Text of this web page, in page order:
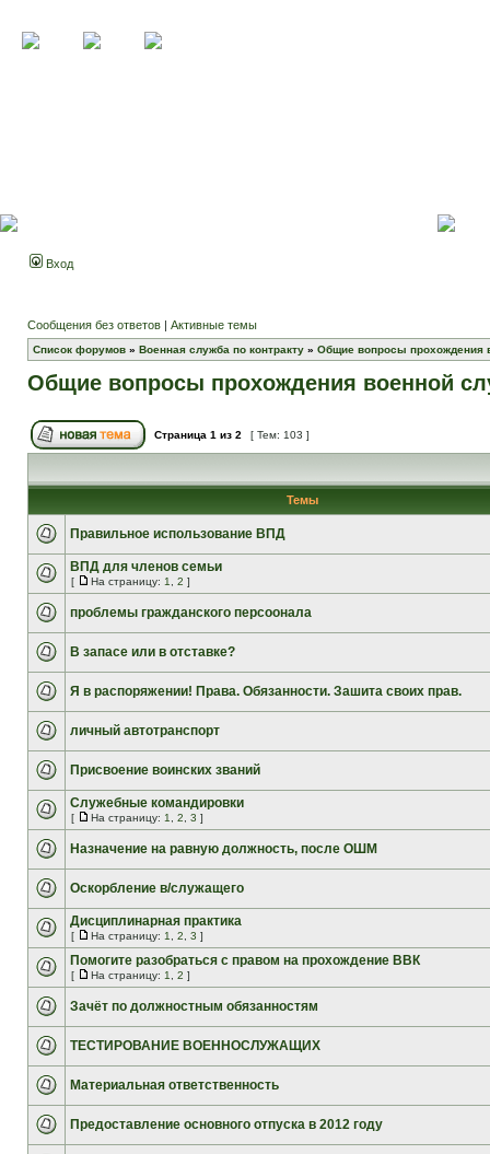
Вход
Сообщения без ответов | Активные темы
Список форумов » Военная служба по контракту » Общие вопросы прохождения
Общие вопросы прохождения военной
Страница 1 из 2 [ Тем: 103 ]
Темы
Правильное использование ВПД
ВПД для членов семьи
[ На страницу: 1 2 ]
проблемы гражданского персоонала
В запасе или в отставке?
Я в распоряжении! Права. Обязанности. Зашита своих прав.
личный автотранспорт
Присвоение воинских званий
Служебные командировки
[ На страницу: 1 2 3 ]
Назначение на равную должность, после ОШМ
Оскорбление в/служащего
Дисциплинарная практика
[ На страницу: 1 2 3 ]
Помогите разобраться с правом на прохождение ВВК
[ На страницу: 1 2 ]
Зачёт по должностным обязанностям
ТЕСТИРОВАНИЕ ВОЕННОСЛУЖАЩИХ
Материальная ответственность
Предоставление основного отпуска в 2012 году